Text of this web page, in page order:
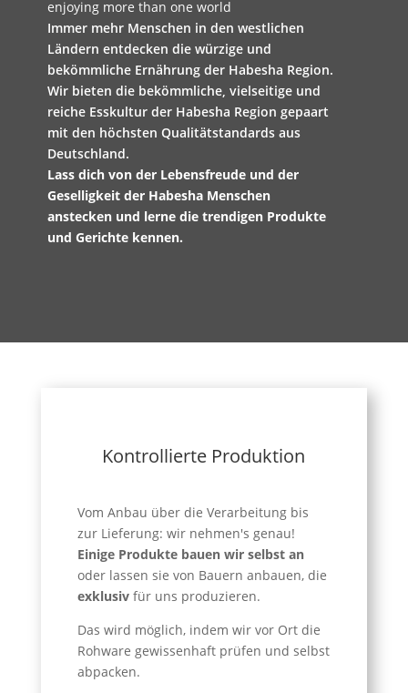
enjoying more than one world
Immer mehr Menschen in den westlichen
Ländern entdecken die würzige und
bekömmliche Ernährung der Habesha Region.
Wir bieten die bekömmliche, vielseitige und
reiche Esskultur der Habesha Region gepaart
mit den höchsten Qualitätstandards aus
Deutschland.
Lass dich von der Lebensfreude und der
Geselligkeit der Habesha Menschen
anstecken und lerne die trendigen Produkte
und Gerichte kennen.
Kontrollierte Produktion
Vom Anbau über die Verarbeitung bis
zur Lieferung: wir nehmen's genau!
Einige Produkte bauen wir selbst an
oder lassen sie von Bauern anbauen, die
exklusivfür uns produzieren.
Das wird möglich, indem wir vor Ort die
Rohware gewissenhaft prüfen und selbst
abpacken.